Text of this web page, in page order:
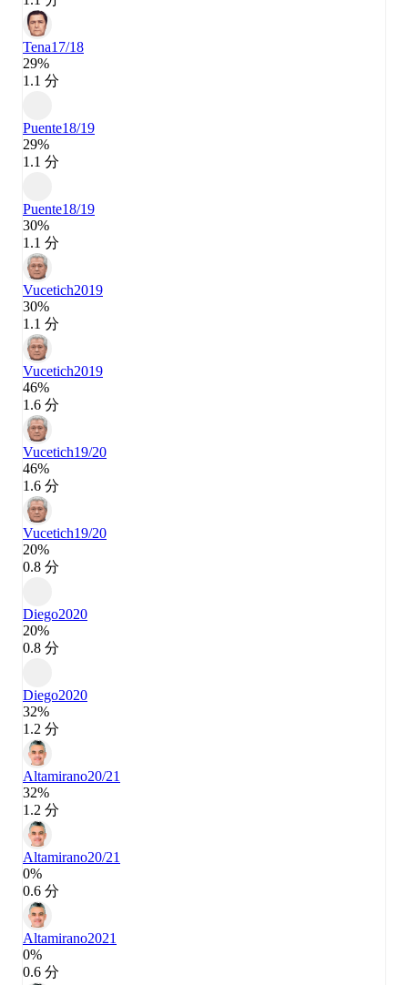
Tena17/18
29%
1.1 分
Puente18/19
29%
1.1 分
Puente18/19
30%
1.1 分
Vucetich2019
30%
1.1 分
Vucetich2019
46%
1.6 分
Vucetich19/20
46%
1.6 分
Vucetich19/20
20%
0.8 分
Diego2020
20%
0.8 分
Diego2020
32%
1.2 分
Altamirano20/21
32%
1.2 分
Altamirano20/21
0%
0.6 分
Altamirano2021
0%
0.6 分